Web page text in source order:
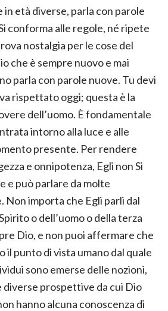
in età diverse, parla con parole
conforma alle regole, né ripete
nostalgia per le cose del
che è sempre nuovo e mai
parla con parole nuove. Tu devi
rispettato oggi; questa è la
dell’uomo. È fondamentale
intorno alla luce e alle
presente. Per rendere
e onnipotenza, Egli non Si
e può parlare da molte
importa che Egli parli dal
o dell’uomo o della terza
Dio, e non puoi affermare che
il punto di vista umano dal quale
sono emerse delle nozioni,
diverse prospettive da cui Dio
hanno alcuna conoscenza di